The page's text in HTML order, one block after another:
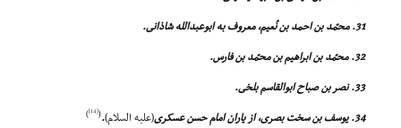
31. محمّد بن احمد بن نُعیم، معروف به ابوعبدالله شاذانى.
32. محمّد بن ابراهیم بن محمّد بن فارس.
33. نصر بن صباح ابوالقاسم بلخى.
34. یوسف بن سخت بصرى، از یاران امام حسن عسکرى
(علیه السلام).
(
[14]
)